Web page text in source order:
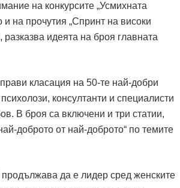
на конкурсите „Усмихната
на прочутия „Спринт на високи
разказва идеята на броя главната
класация на 50-те най-добри
консултанти и специалисти
В броя са включени и три статии,
доброто от най-доброто“ по темите
да е лидер сред женските